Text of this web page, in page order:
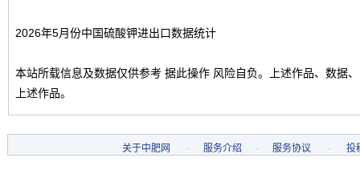
2026年5月份中国硫酸钾进出口数据统计
本站所载信息及数据仅供参考 据此操作 风险自负。上述作品、数据
上述作品。
关于中肥网 - 服务介绍 - 服务协议 - 投